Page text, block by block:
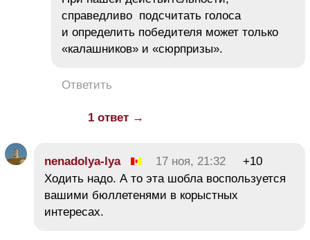
справедливо подсчитать голоса
и определить победителя может только
«калашников» и «сюрпризы».
Ответить
1 ответ →
nenadolya-lya 17 ноя, 21:32
+10
Ходить надо. А то эта шобла воспользуется
вашими бюллетенями в корыстных
интересах.